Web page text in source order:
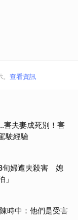
查看資訊
害夫妻成死別！害
駛經驗
旬婦遭夫殺害 媳
時中：他們是受害